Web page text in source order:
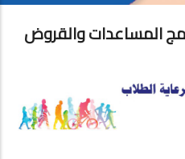
المساعدات والقروض